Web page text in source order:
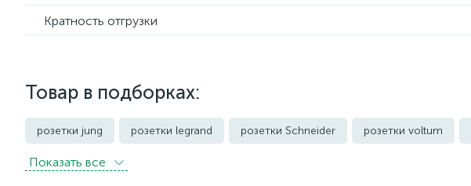
Кратность отгрузки
Товар в подборках:
розетки jung розетки legrand розетки Schneider розетки voltum
розетки с защитой от влаги IP44 и выше
Показать всe